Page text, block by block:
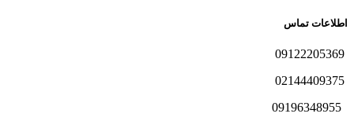
اطلاعات تماس